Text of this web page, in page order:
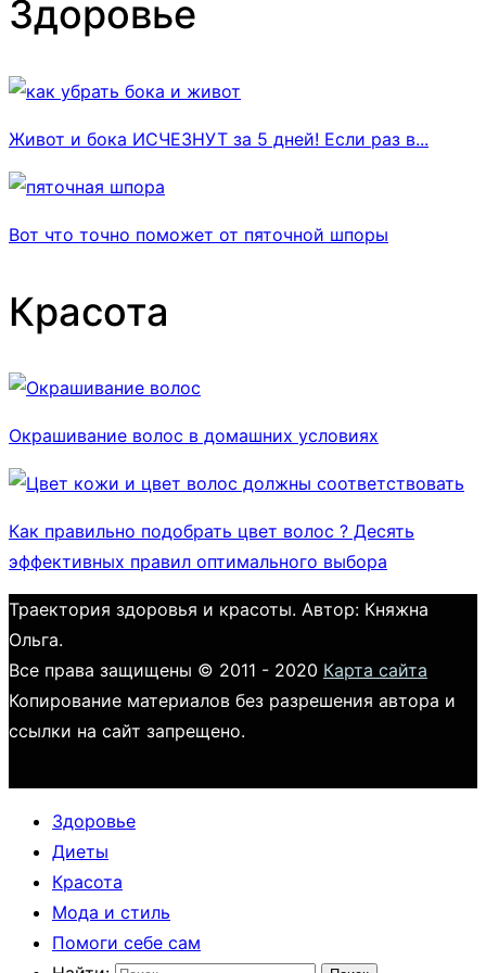
Здоровье
Живот и бока ИСЧЕЗНУТ за 5 дней! Если раз в...
Вот что точно поможет от пяточной шпоры
Красота
Окрашивание волос в домашних условиях
Как правильно подобрать цвет волос ? Десять
эффективных правил оптимального выбора
Траектория здоровья и красоты. Автор: Княжна
Ольга.
Все права защищены © 2011 - 2020 Карта сайта
Копирование материалов без разрешения автора и
ссылки на сайт запрещено.
Здоровье
Диеты
Красота
Мода и стиль
Помоги себе сам